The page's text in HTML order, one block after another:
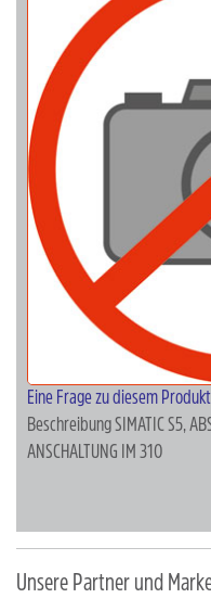
Eine Frage zu diesem
BeschreibungSIMATIC S5,
ANSCHALTUNG IM 310
Unsere Partner und